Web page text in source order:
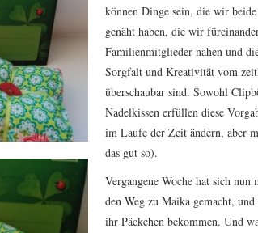
können Dinge sein, die wir
genäht haben, die wir
Familienmitglieder nähen und
Sorgfalt und Kreativität vom
überschaubar sind. Sowohl
Nadelkissen erfüllen diese
im Laufe der Zeit ändern, aber
das gut so).
Vergangene Woche hat sich nun
den Weg zu Maika gemacht,
ihr Päckchen bekommen. Und